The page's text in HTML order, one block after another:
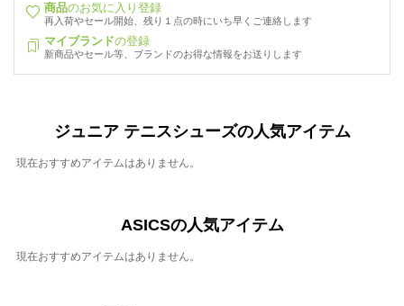
商品のお気に入り登録
再入荷やセール開始、残り１点の時にいち早くご連絡します
マイブランドの登録
新商品やセール等、ブランドのお得な情報をお送りします
ジュニア テニスシューズの人気アイテム
現在おすすめアイテムはありません。
ASICSの人気アイテム
現在おすすめアイテムはありません。